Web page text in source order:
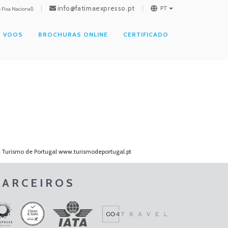
Nacional) info@fatimaexpresso.pt PT
VOOS BROCHURAS ONLINE CERTIFICADO
de Portugal www.turismodeportugal.pt